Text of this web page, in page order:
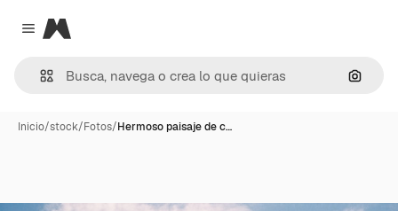
Close menu
Magnific
Inicio/stock/Fotos/Hermoso paisaje de c…